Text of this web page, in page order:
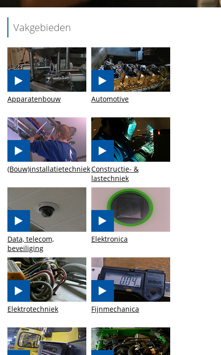
Vakgebieden
Apparatenbouw Automotive
(Bouw)installatietechniekConstructie- &
lastechniek
Data, telecom,
beveiliging
Elektronica
Elektrotechniek Fijnmechanica